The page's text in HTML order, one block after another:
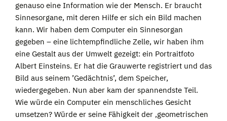
genauso eine Information wie der Mensch. Er braucht
Sinnesorgane, mit deren Hilfe er sich ein Bild machen
kann. Wir haben dem Computer ein Sinnesorgan
gegeben – eine lichtempfindliche Zelle, wir haben ihm
eine Gestalt aus der Umwelt gezeigt: ein Portraitfoto
Albert Einsteins. Er hat die Grauwerte registriert und das
Bild aus seinem ’Gedächtnis’, dem Speicher,
wiedergegeben. Nun aber kam der spannendste Teil.
Wie würde ein Computer ein menschliches Gesicht
umsetzen? Würde er seine Fähigkeit der ‚geometrischen